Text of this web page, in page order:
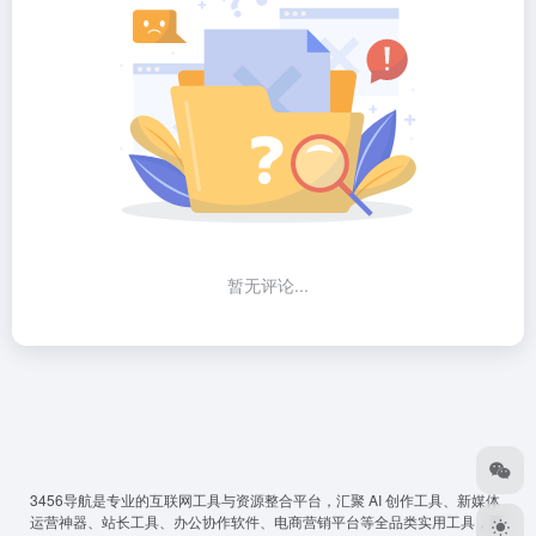
暂无评论...
3456导航是专业的互联网工具与资源整合平台，汇聚 AI 创作工具、新媒体
运营神器、站长工具、办公协作软件、电商营销平台等全品类实用工具，覆